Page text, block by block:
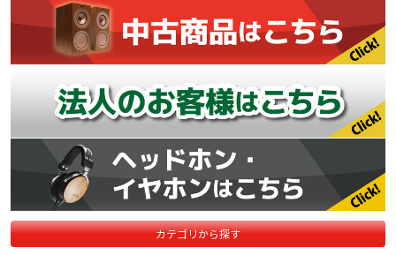
カテゴリから探す